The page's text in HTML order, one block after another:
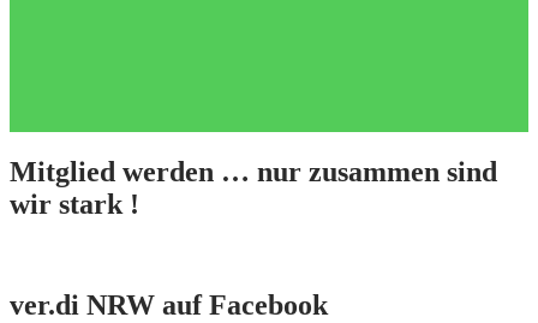
Mitglied werden … nur zusammen sind
wir stark !
ver.di NRW auf Facebook